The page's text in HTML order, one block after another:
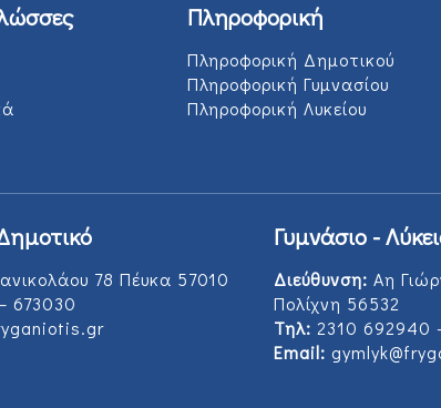
Πληροφορική
Πληροφορική Δημοτικού
Πληροφορική Γυμνασίου
Πληροφορική Λυκείου
78 Πέυκα 57010
673030
Γυμνάσιο -
Διεύθυνση: Αη
Πολίχνη 56532
Τηλ: 2310 692940
Email: